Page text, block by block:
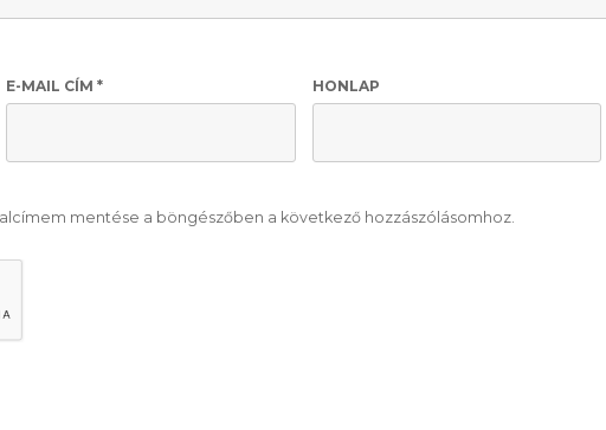
E-MAIL CÍM* HONLAP
mentése a böngészőben a következő hozzászólásomhoz.